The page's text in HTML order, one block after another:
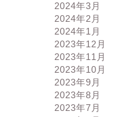
2024年3月
2024年2月
2024年1月
2023年12月
2023年11月
2023年10月
2023年9月
2023年8月
2023年7月